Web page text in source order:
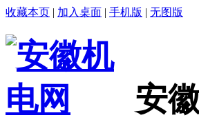
收藏本页 | 加入桌面 | 手机版 | 无图版
安